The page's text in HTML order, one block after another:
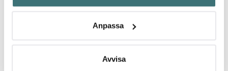
Identifiera din enhet genom att aktivt skanna den för
Ta reda på mer om hur dina personliga uppgifter
Du kan ändra eller dra tillbaka ditt samtycke när som
Anpassa
Avvisa
Låt dig inspireras av våra kunder